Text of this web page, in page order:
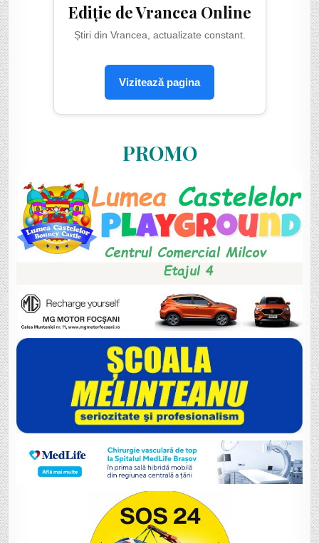
Ediție de Vrancea Online
Știri din Vrancea, actualizate constant.
Vizitează pagina
PROMO